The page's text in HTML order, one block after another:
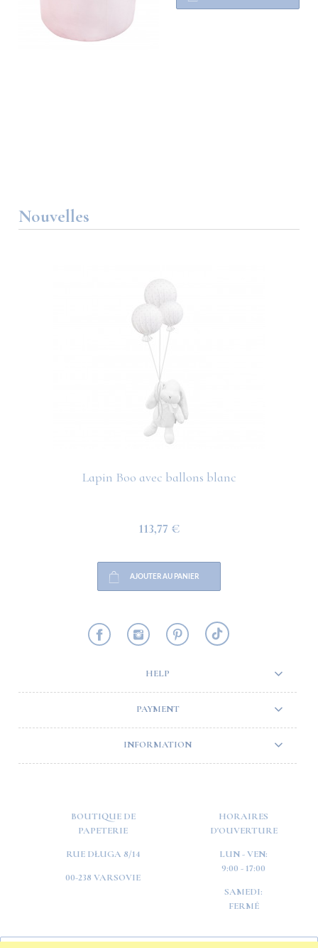
Nouvelles
Lapin Boo avec ballons blanc
113,77 €
AJOUTER AU PANIER
HELP
PAYMENT
INFORMATION
BOUTIQUE DE
PAPETERIE
RUE DŁUGA 8/14
00-238 VARSOVIE
HORAIRES
D'OUVERTURE
LUN - VEN:
9:00 - 17:00
SAMEDI:
FERMÉ